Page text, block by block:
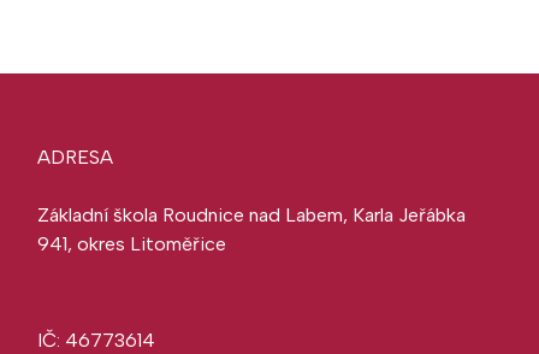
ADRESA
Základní škola Roudnice nad Labem, Karla Jeřábka
941, okres Litoměřice
IČ: 46773614